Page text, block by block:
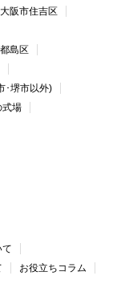
大阪市住吉区
島区
･堺市以外)
式場
て
お役立ちコラム